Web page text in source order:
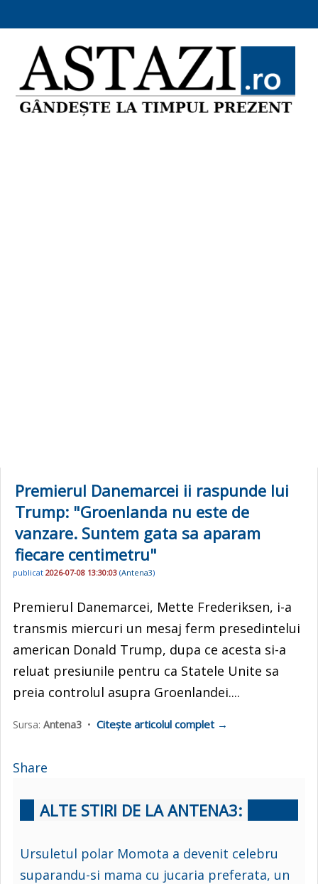
Premierul Danemarcei ii raspunde lui
Trump: "Groenlanda nu este de
vanzare. Suntem gata sa aparam
fiecare centimetru"
publicat 2026-07-08 13:30:03 (Antena3)
Premierul Danemarcei, Mette Frederiksen, i-a
transmis miercuri un mesaj ferm presedintelui
american Donald Trump, dupa ce acesta si-a
reluat presiunile pentru ca Statele Unite sa
preia controlul asupra Groenlandei....
Sursa: Antena3 • Citește articolul complet →
Share
ALTE STIRI DE LA ANTENA3:
Ursuletul polar Momota a devenit celebru
suparandu-si mama cu jucaria preferata, un